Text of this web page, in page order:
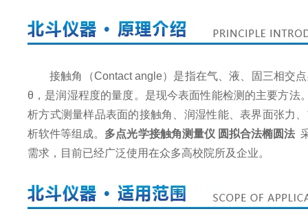
接触角（Contact angle）是指在气、液、固三相交
θ，是润湿程度的量度。是现今表面性能检测的主要方法
析方式测量样品表面的接触角、润湿性能、表界面张力
析软件等组成。 多点光学接触角测量仪 圆拟合法椭圆法
需求，目前已经广泛使用在众多高校院所及企业。